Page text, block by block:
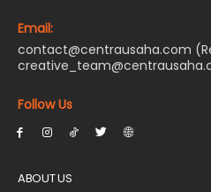
Email:
contact@centrausaha.com
Follow Us
ABOUT US